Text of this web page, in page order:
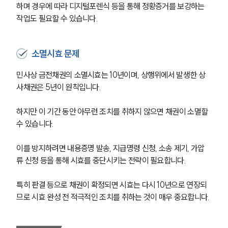
하며 경우에 따라 디지털포렌식 등을 통해 정황증거를 보강하는
작업도 필요할 수 있습니다.
소멸시효 문제
민사상 금전채권의 소멸시효는 10년이며, 상행위에서 발생한 상
사채권은 5년이 원칙입니다.
하지만 이 기간 동안 아무런 조치를 취하지 않으면 채권이 소멸할
수 있습니다.
이를 방지하려면 내용증명 발송, 지급명령 신청, 소송 제기, 가압
류 신청 등을 통해 시효를 중단시키는 전략이 필요합니다.
특히 판결 등으로 채권이 확정되면 시효는 다시 10년으로 연장되
므로 시효 완성 전 적극적인 조치를 취하는 것이 매우 중요합니다.